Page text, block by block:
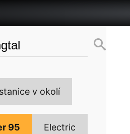
v okolí
95 Electric